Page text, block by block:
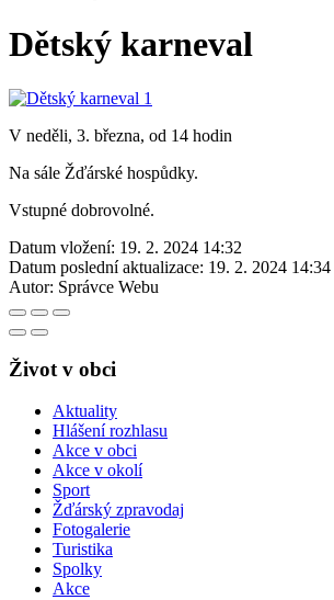
Dětský karneval
V neděli, 3. března, od 14 hodin
Na sále Žďárské hospůdky.
Vstupné dobrovolné.
Datum vložení: 19. 2. 2024 14:32
Datum poslední aktualizace: 19. 2. 2024 14:34
Autor: Správce Webu
Život v obci
Aktuality
Hlášení rozhlasu
Akce v obci
Akce v okolí
Sport
Žďárský zpravodaj
Fotogalerie
Turistika
Spolky
Akce